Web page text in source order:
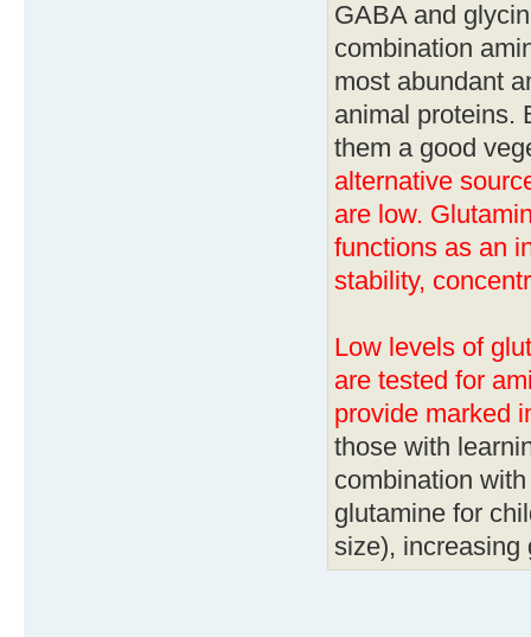
GABA and
combination
most abundant
animal proteins.
them a good
alternative
are low.
functions as an
stability,
Low levels of
are tested for
provide marked
those with
combination
glutamine for
size), increasing